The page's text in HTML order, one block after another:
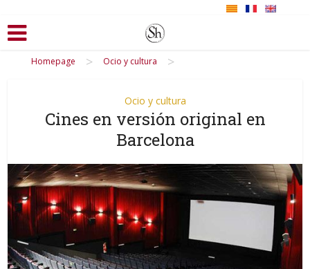
Homepage > Ocio y cultura >
Ocio y cultura
Cines en versión original en
Barcelona